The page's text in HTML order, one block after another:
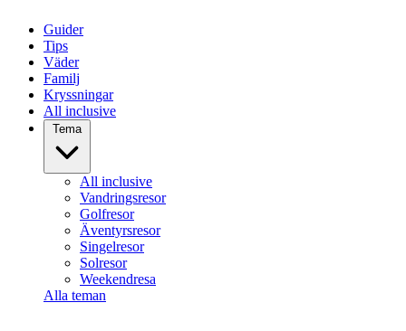
Guider
Tips
Väder
Familj
Kryssningar
All inclusive
Tema
All inclusive
Vandringsresor
Golfresor
Äventyrsresor
Singelresor
Solresor
Weekendresa
Alla teman